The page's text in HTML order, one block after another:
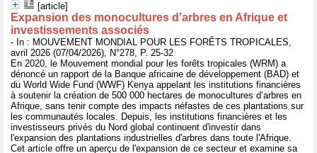
[article]
Expansion des monocultures d’arbres en Afrique et
investissements associés
- In : MOUVEMENT MONDIAL POUR LES FORÊTS TROPICALES,
avril 2026 (07/04/2026), N°278, P. 25-32
En 2020, le Mouvement mondial pour les forêts tropicales (WRM) a
dénoncé un rapport de la Banque africaine de développement (BAD) et
du World Wide Fund (WWF) Kenya appelant les institutions financières
à soutenir la création de 500 000 hectares de monocultures d’arbres en
Afrique, sans tenir compte des impacts néfastes de ces plantations sur
les communautés locales. Depuis, les institutions financières et les
investisseurs privés du Nord global continuent d'investir dans
l'expansion des plantations industrielles d'arbres dans toute l'Afrique.
Cet article offre un aperçu de l'expansion de ce secteur et examine sa